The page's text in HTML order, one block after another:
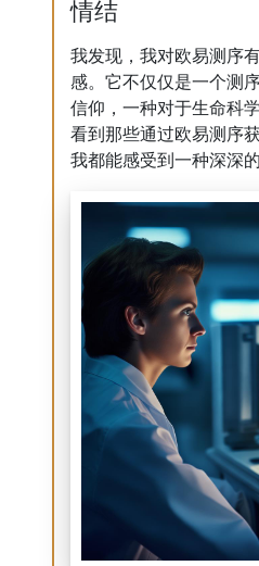
情结
我发现，我对欧易测序
感。它不仅仅是一个测
信仰，一种对于生命科
看到那些通过欧易测序
我都能感受到一种深深的